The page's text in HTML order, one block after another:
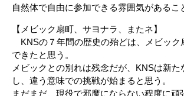
自然体で自由に参加できる雰囲気があるこ
【メビック扇町、サヨナラ、またネ】
KNSの７年間の歴史の殆どは、メビック
できたと思う。
メビックとの別れは残念だが、KNSは新た
し、違う意味での挑戦が始まると思う。
まだまだ、現役で邪魔にならない程度に頑